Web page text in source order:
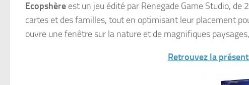
Ecopshère est un jeu édité par Renegade Game Studio,
cartes et des familles, tout en optimisant leur placement
ouvre une fenêtre sur la nature et de magnifiques
Retrouvez la